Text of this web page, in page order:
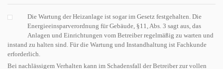
Die Wartung der Heizanlage ist sogar im Gesetz festgehalten. Die
Energieeinsparverordnung für Gebäude, §11, Abs. 3 sagt aus, das
Anlagen und Einrichtungen vom Betreiber regelmäßig zu warten und
instand zu halten sind. Für die Wartung und Instandhaltung ist Fachkunde
erforderlich.
Bei nachlässigem Verhalten kann im Schadensfall der Betreiber zur vollen